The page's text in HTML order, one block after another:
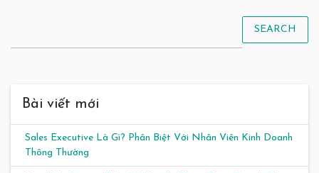
SEARCH
Bài viết mới
Sales Executive Là Gì? Phân Biệt Với Nhân Viên Kinh Doanh
Thông Thường